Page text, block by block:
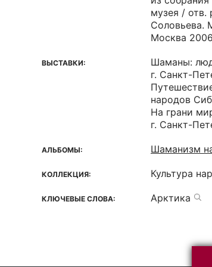
музея / отв.
Соловьева.
Москва 2006
ВЫСТАВКИ:
Шаманы:
г. Санкт-
народов
На грани
г. Санкт-
АЛЬБОМЫ: Шаманизм
КОЛЛЕКЦИЯ: Культура
КЛЮЧЕВЫЕ СЛОВА: Арктика